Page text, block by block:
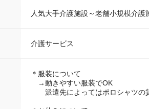
人気大手介護施設～老舗小規模介護
介護サービス
＊服装について
→動きやすい服装でOK
派遣先によってはポロシャツの